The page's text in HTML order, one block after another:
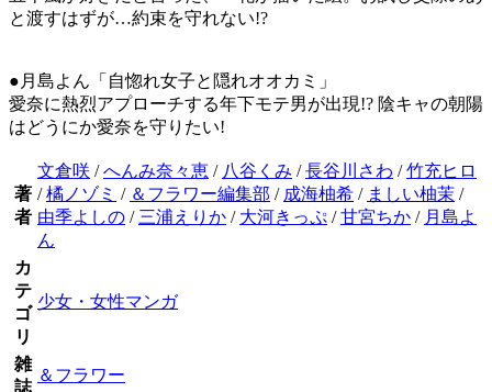
と渡すはずが…約束を守れない!?
●月島よん「自惚れ女子と隠れオオカミ」
愛奈に熱烈アプローチする年下モテ男が出現!? 陰キャの朝陽
はどうにか愛奈を守りたい!
著
者
文倉咲 /へんみ奈々恵 / 八谷くみ /長谷川さわ /竹充ヒロ
/橘ノゾミ / ＆フラワー編集部 / 成海柚希 / ましい柚茉 /
由季よしの / 三浦えりか / 大河きっぷ /甘宮ちか / 月島よ
ん
カ
テ
ゴ
リ
少女・女性マンガ
雑
誌
＆フラワー